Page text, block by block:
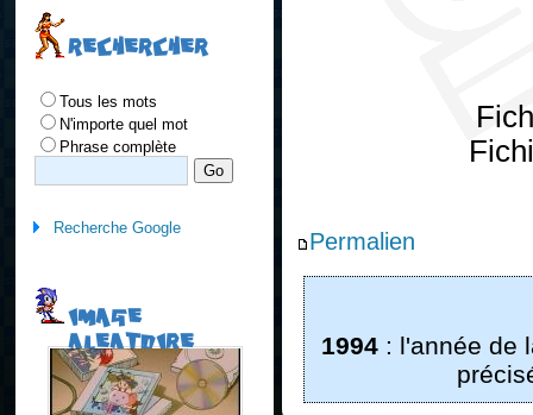
Permalien
1994 : l'année de
RECHERCHER
Tous les mots
N'importe quel mot
Phrase complète
Recherche Google
IMAGE
ALEATOIRE